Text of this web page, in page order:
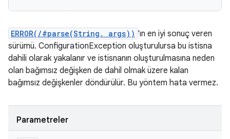
ERROR(/#parse(String. args)) 'ın en iyi sonuç veren
sürümü. ConfigurationException oluşturulursa bu istisna
dahili olarak yakalanır ve istisnanın oluşturulmasına neden
olan bağımsız değişken de dahil olmak üzere kalan
bağımsız değişkenler döndürülür. Bu yöntem hata vermez.
Parametreler